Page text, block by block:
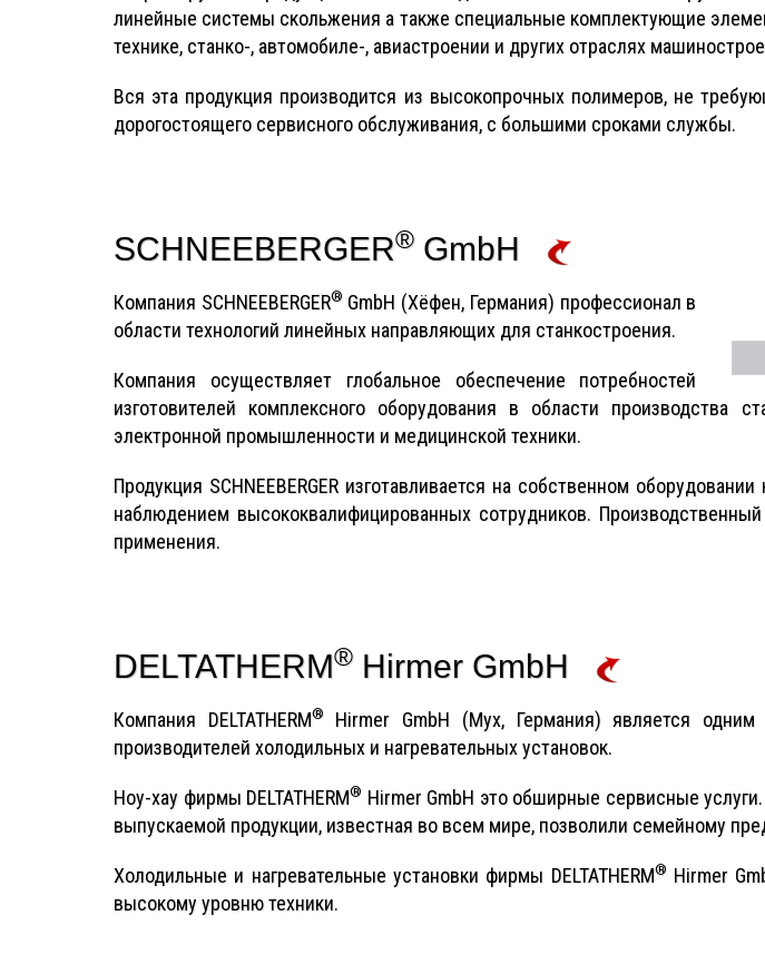
линейные системы скольжения а также специальные комплектующие
технике, станко-, автомобиле-, авиастроении и других отраслях
Вся эта продукция производится из высокопрочных полимеров, не
дорогостоящего сервисного обслуживания, с большими сроками службы.
SCHNEEBERGER®GmbH
Компания SCHNEEBERGER® GmbH (Хёфен, Германия) профессионал в
области технологий линейных направляющих для станкостроения.
Компания осуществляет глобальное обеспечение потребностей
изготовителей комплексного оборудования в области производства
электронной промышленности и медицинской техники.
Продукция SCHNEEBERGER изготавливается на собственном
наблюдением высококвалифицированных сотрудников.
применения.
DELTATHERM®Hirmer GmbH
Компания DELTATHERM®
Hirmer GmbH (Мух, Германия) является
производителей холодильных и нагревательных установок.
Ноу-хау фирмы DELTATHERM® Hirmer GmbH это обширные сервисные
выпускаемой продукции, известная во всем мире, позволили семейному
Холодильные и нагревательные установки фирмы DELTATHERM® Hirmer
высокому уровню техники.